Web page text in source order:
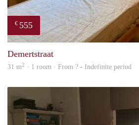
€ 555
Demertstraat
31 m2 · 1 room · From ? - Indefinite period